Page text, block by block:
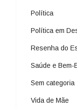
Política
Política em
Resenha do
Saúde e Bem-
Sem categoria
Vida de Mãe